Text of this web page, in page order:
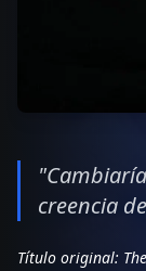
creencia
Título original: